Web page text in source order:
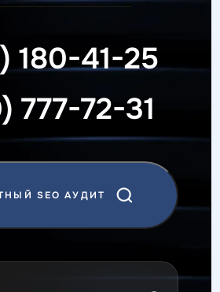
180-41-25
777-72-31
SEO АУДИТ